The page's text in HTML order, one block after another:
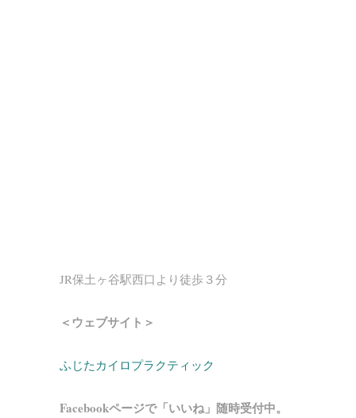
JR保土ヶ谷駅西口より徒歩３分
＜ウェブサイト＞
ふじたカイロプラクティック
Facebookページで「いいね」随時受付中。